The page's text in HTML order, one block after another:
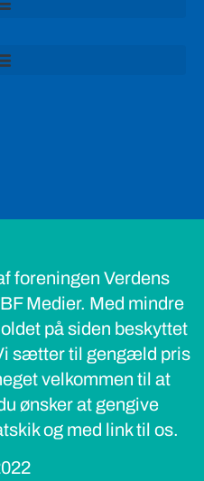
foreningen Verdens
Medier. Med mindre
på siden beskyttet
sætter til gengæld pris
velkommen til at
ønsker at gengive
og med link til os.